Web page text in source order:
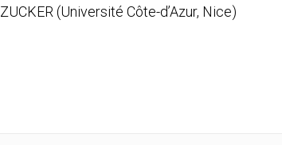
ZUCKER (Université Côte-d’Azur, Nice)